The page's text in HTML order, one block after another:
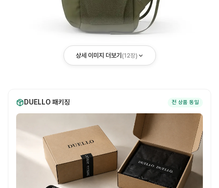
상세 이미지 더보기 (12장)
DUELLO 패키징 전 상품 동일